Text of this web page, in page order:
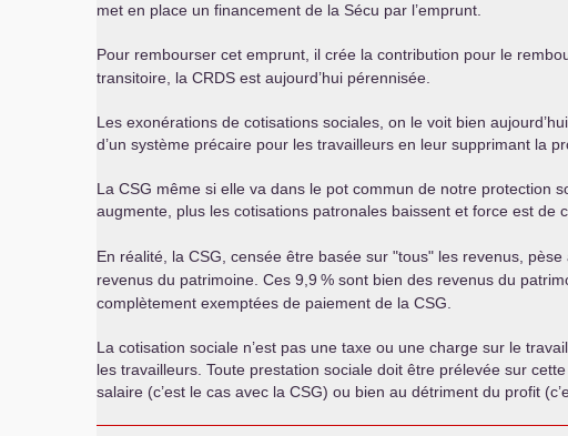
met en place un financement de la Sécu par l’emprunt.
Pour rembourser cet emprunt, il crée la contribution pour le
transitoire, la CRDS est aujourd’hui pérennisée.
Les exonérations de cotisations sociales, on le voit bien
d’un système précaire pour les travailleurs en leur supprimant la
La CSG même si elle va dans le pot commun de notre protection
augmente, plus les cotisations patronales baissent et force est de
En réalité, la CSG , censée être basée sur "tous" les revenus, pèse
revenus du patrimoine. Ces 9,9 % sont bien des revenus du
complètement exemptées de paiement de la CSG
La cotisation sociale n’est pas une taxe ou une charge sur le
les travailleurs. Toute prestation sociale doit être prélevée sur
salaire (c’est le cas avec la CSG) ou bien au détriment du profit